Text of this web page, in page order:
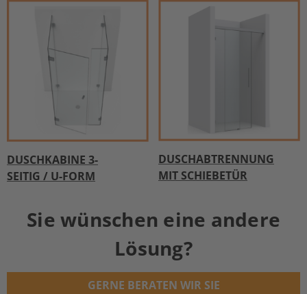
DUSCHKABINE 3-
SEITIG / U-FORM
DUSCHABTRENNUNG
MIT SCHIEBETÜR
Sie wünschen eine andere
Lösung?
GERNE BERATEN WIR SIE